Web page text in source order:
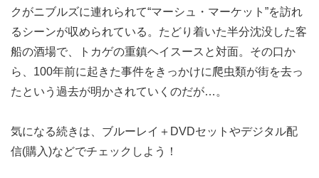
クがニブルズに連れられて“マーシュ・マーケット”を訪れ
るシーンが収められている。たどり着いた半分沈没した客
船の酒場で、トカゲの重鎮ヘイスースと対面。その口か
ら、100年前に起きた事件をきっかけに爬虫類が街を去っ
たという過去が明かされていくのだが…。
気になる続きは、ブルーレイ＋DVDセットやデジタル配
信(購入)などでチェックしよう！